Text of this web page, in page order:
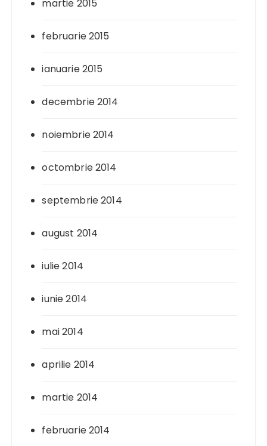
martie 2015
februarie 2015
ianuarie 2015
decembrie 2014
noiembrie 2014
octombrie 2014
septembrie 2014
august 2014
iulie 2014
iunie 2014
mai 2014
aprilie 2014
martie 2014
februarie 2014